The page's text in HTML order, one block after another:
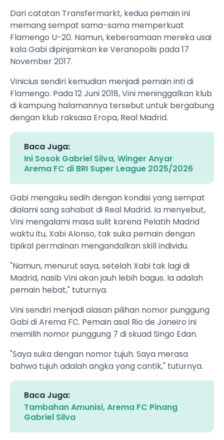
Dari catatan Transfermarkt, kedua pemain ini
memang sempat sama-sama memperkuat
Flamengo U-20. Namun, kebersamaan mereka usai
kala Gabi dipinjamkan ke Veranopolis pada 17
November 2017.
Vinicius sendiri kemudian menjadi pemain inti di
Flamengo. Pada 12 Juni 2018, Vini meninggalkan klub
di kampung halamannya tersebut untuk bergabung
dengan klub raksasa Eropa, Real Madrid.
Baca Juga:
Ini Sosok Gabriel Silva, Winger Anyar
Arema FC di BRI Super League 2025/2026
Gabi mengaku sedih dengan kondisi yang sempat
dialami sang sahabat di Real Madrid. Ia menyebut,
Vini mengalami masa sulit karena Pelatih Madrid
waktu itu, Xabi Alonso, tak suka pemain dengan
tipikal permainan mengandalkan skill individu.
"Namun, menurut saya, setelah Xabi tak lagi di
Madrid, nasib Vini akan jauh lebih bagus. Ia adalah
pemain hebat," tuturnya.
Vini sendiri menjadi alasan pilihan nomor punggung
Gabi di Arema FC. Pemain asal Rio de Janeiro ini
memilih nomor punggung 7 di skuad Singo Edan.
"Saya suka dengan nomor tujuh. Saya merasa
bahwa tujuh adalah angka yang cantik," tuturnya.
Baca Juga:
Tambahan Amunisi, Arema FC Pinang
Gabriel Silva